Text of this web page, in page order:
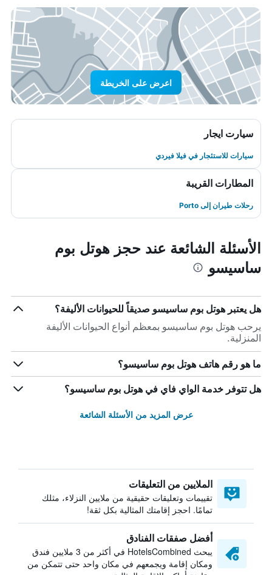
اعرض على الخريطة
سيارت ايجار
سيارات للاستئجار في فيلا فيردي
المطارات القريبة
رحلات طيران إلى Porto
الأسئلة الشائعة عند حجز هوتل بوم
ساسيسو
هل يعتبر هوتل بوم ساسيسو صديقاً للحيوانات الأليفة؟
يرحب هوتل بوم ساسيسو بمعظم أنواع الحيوانات الأليفة
المنزلية.
ما هو رقم هاتف هوتل بوم ساسيسو؟
هل تتوفر خدمة الواي فاي في هوتل بوم ساسيسو؟
عرض المزيد من الأسئلة الشائعة
الملايين من التعليقات
تقييمات وتعليقات حقيقية من ملايين النزلاء، مثلك
تمامًا. احجز إقامتك المثالية بكل ثقة!
أفضل صفقات الفنادق
يبحث HotelsCombined في أكثر من 3 ملايين فندق
ومكان إقامة ويجمعهم في مكان واحد حتى تتمكن من